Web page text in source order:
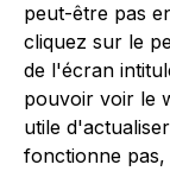
peut-être pas
cliquez sur le
de l'écran
pouvoir voir le
utile
fonctionne